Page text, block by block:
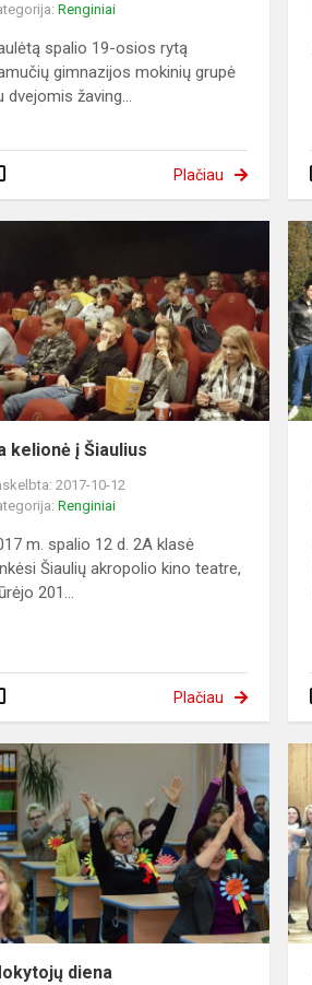
Renginiai
spalio 19-osios rytą
gimnazijos mokinių grupė
dvejomis žaving...
Plačiau
kelionė į Šiaulius
2017-10-12
Renginiai
m. spalio 12 d. 2A klasė
Šiaulių akropolio kino teatre,
201...
Plačiau
diena